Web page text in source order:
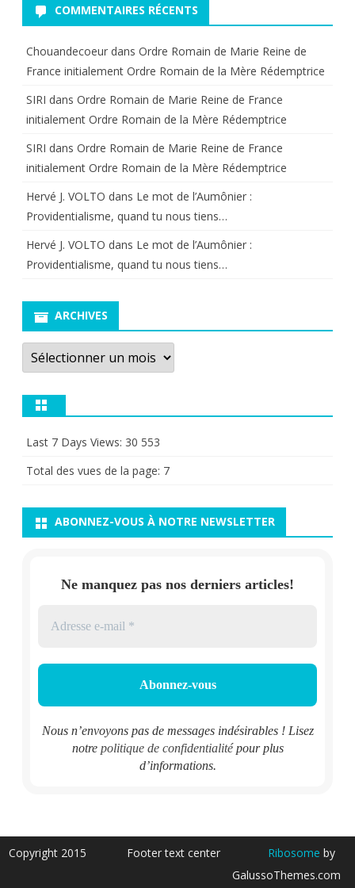
COMMENTAIRES RÉCENTS
Chouandecoeur dans Ordre Romain de Marie Reine de
France initialement Ordre Romain de la Mère Rédemptrice
SIRI dans Ordre Romain de Marie Reine de France
initialement Ordre Romain de la Mère Rédemptrice
SIRI dans Ordre Romain de Marie Reine de France
initialement Ordre Romain de la Mère Rédemptrice
Hervé J. VOLTO dans Le mot de l’Aumônier :
Providentialisme, quand tu nous tiens…
Hervé J. VOLTO dans Le mot de l’Aumônier :
Providentialisme, quand tu nous tiens…
ARCHIVES
Archives
Last 7 Days Views: 30 553
Total des vues de la page: 7
ABONNEZ-VOUS À NOTRE NEWSLETTER
Ne manquez pas nos derniers articles!
Nous n’envoyons pas de messages indésirables ! Lisez
notre politique de confidentialitépour plus
d’informations.
Copyright 2015 Footer text center Ribosome by
GalussoThemes.com